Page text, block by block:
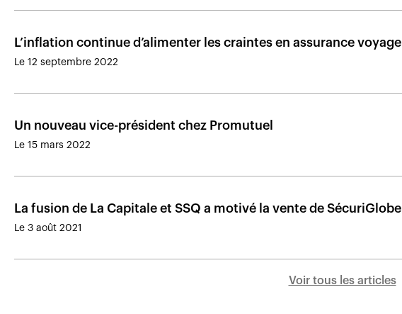
L’inflation continue d’alimenter les craintes en assurance voyage
Le 12 septembre 2022
Un nouveau vice-président chez Promutuel
Le 15 mars 2022
La fusion de La Capitale et SSQ a motivé la vente de SécuriGlobe
Le 3 août 2021
Voir tous les articles